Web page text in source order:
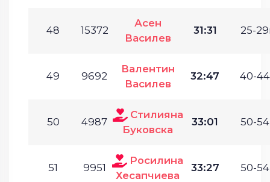
48 15372
Асен
Василев
31:31 25-
49 9692
Валентин
Василев
32:47 40-
50 4987
Стилияна
Буковска
33:01 50-
51 9951
Росилина
Хесапчиева
33:27 50-